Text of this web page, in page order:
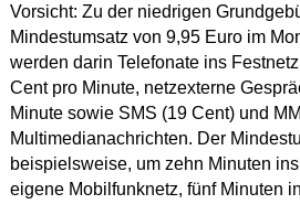
Vorsicht: Zu der niedrigen
Mindestumsatz von 9,95 Euro im
werden darin Telefonate ins
Cent pro Minute, netzexterne
Minute sowie SMS (19 Cent) und
Multimedianachrichten. Der
beispielsweise, um zehn Minuten
eigene Mobilfunknetz, fünf Minuten